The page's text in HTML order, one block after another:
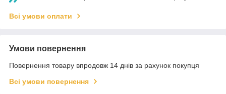
Всі умови оплати
Умови повернення
Повернення товару впродовж 14 днів за рахунок покупця
Всі умови повернення